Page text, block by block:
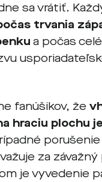
sa vrátiť.
trvania
a počas
fanúšikov, že
hraciu plochu
za
je vyvedenie